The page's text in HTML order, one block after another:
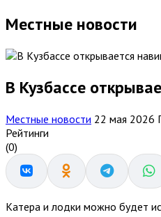
Местные новости
В Кузбассе
Местные новости 22 мая 2026
Рейтинги
(0)
Катера и лодки можно будет